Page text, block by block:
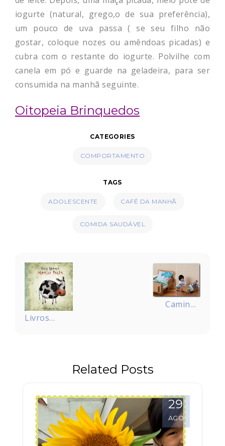
iogurte (natural, grego,o de sua preferência),
um pouco de uva passa ( se seu filho não
gostar, coloque nozes ou amêndoas picadas) e
cubra com o restante do iogurte. Polvilhe com
canela em pó e guarde na geladeira, para ser
consumida na manhã seguinte.
Oitopeia Brinquedos
CATEGORIES
COMPORTAMENTO
TAGS
ADOLESCENTE CAFÉ DA MANHÃ
COMIDA SAUDÁVEL
Navegação
de
Post
Livros
preta
Caminha
Related Posts
29
AGO